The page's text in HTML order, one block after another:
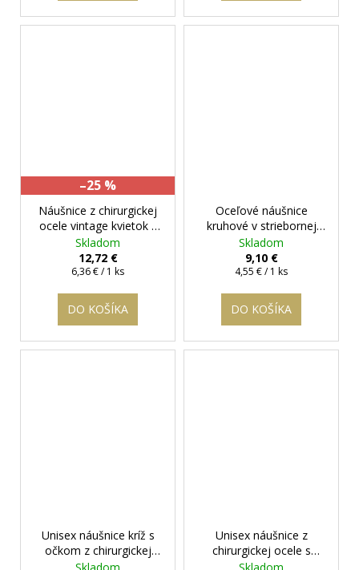
–25 %
Náušnice z chirurgickej
ocele vintage kvietok s
čírim očkom
darčeková krabička
zadarmo
Skladom
12,72 €
Jednotková
6,36 € / 1 ks
DO KOŠÍKA
Oceľové náušnice
kruhové v striebornej
farbe - Sonia
darčeková krabička
zadarmo
Skladom
9,10 €
Jednotková
4,55 € / 1 ks
DO KOŠÍKA
Unisex náušnice kríž s
očkom z chirurgickej
ocele+ darčeková
Skladom
Unisex náušnice z
chirurgickej ocele s
očkom Blair
Skladom